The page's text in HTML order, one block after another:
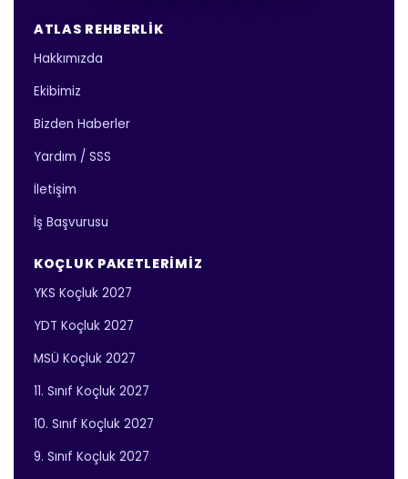
ATLAS REHBERLIK
Hakkımızda
Ekibimiz
Bizden Haberler
Yardım / SSS
İletişim
İş Başvurusu
KOÇLUK PAKETLERIMIZ
YKS Koçluk 2027
YDT Koçluk 2027
MSÜ Koçluk 2027
11. Sınıf Koçluk 2027
10. Sınıf Koçluk 2027
9. Sınıf Koçluk 2027